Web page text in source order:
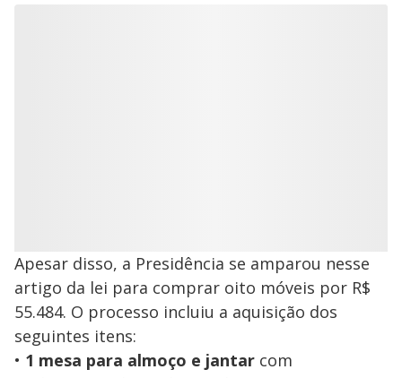
Apesar disso, a Presidência se amparou nesse
artigo da lei para comprar oito móveis por R$
55.484. O processo incluiu a aquisição dos
seguintes itens:
• 1 mesa para almoço e jantar com